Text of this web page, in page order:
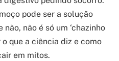
pode ser a solução
não é só um ‘chazinho
o que a ciência diz e como
em mitos.